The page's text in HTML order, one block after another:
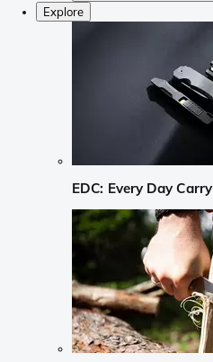
Explore
EDC: Every Day Carry